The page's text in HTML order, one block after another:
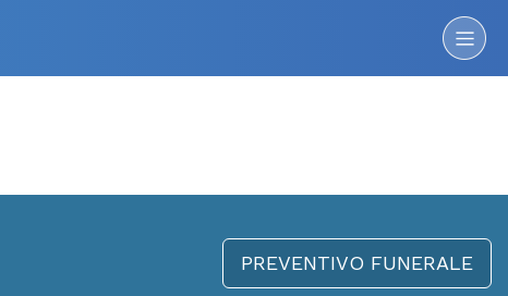
PREVENTIVO FUNERALE